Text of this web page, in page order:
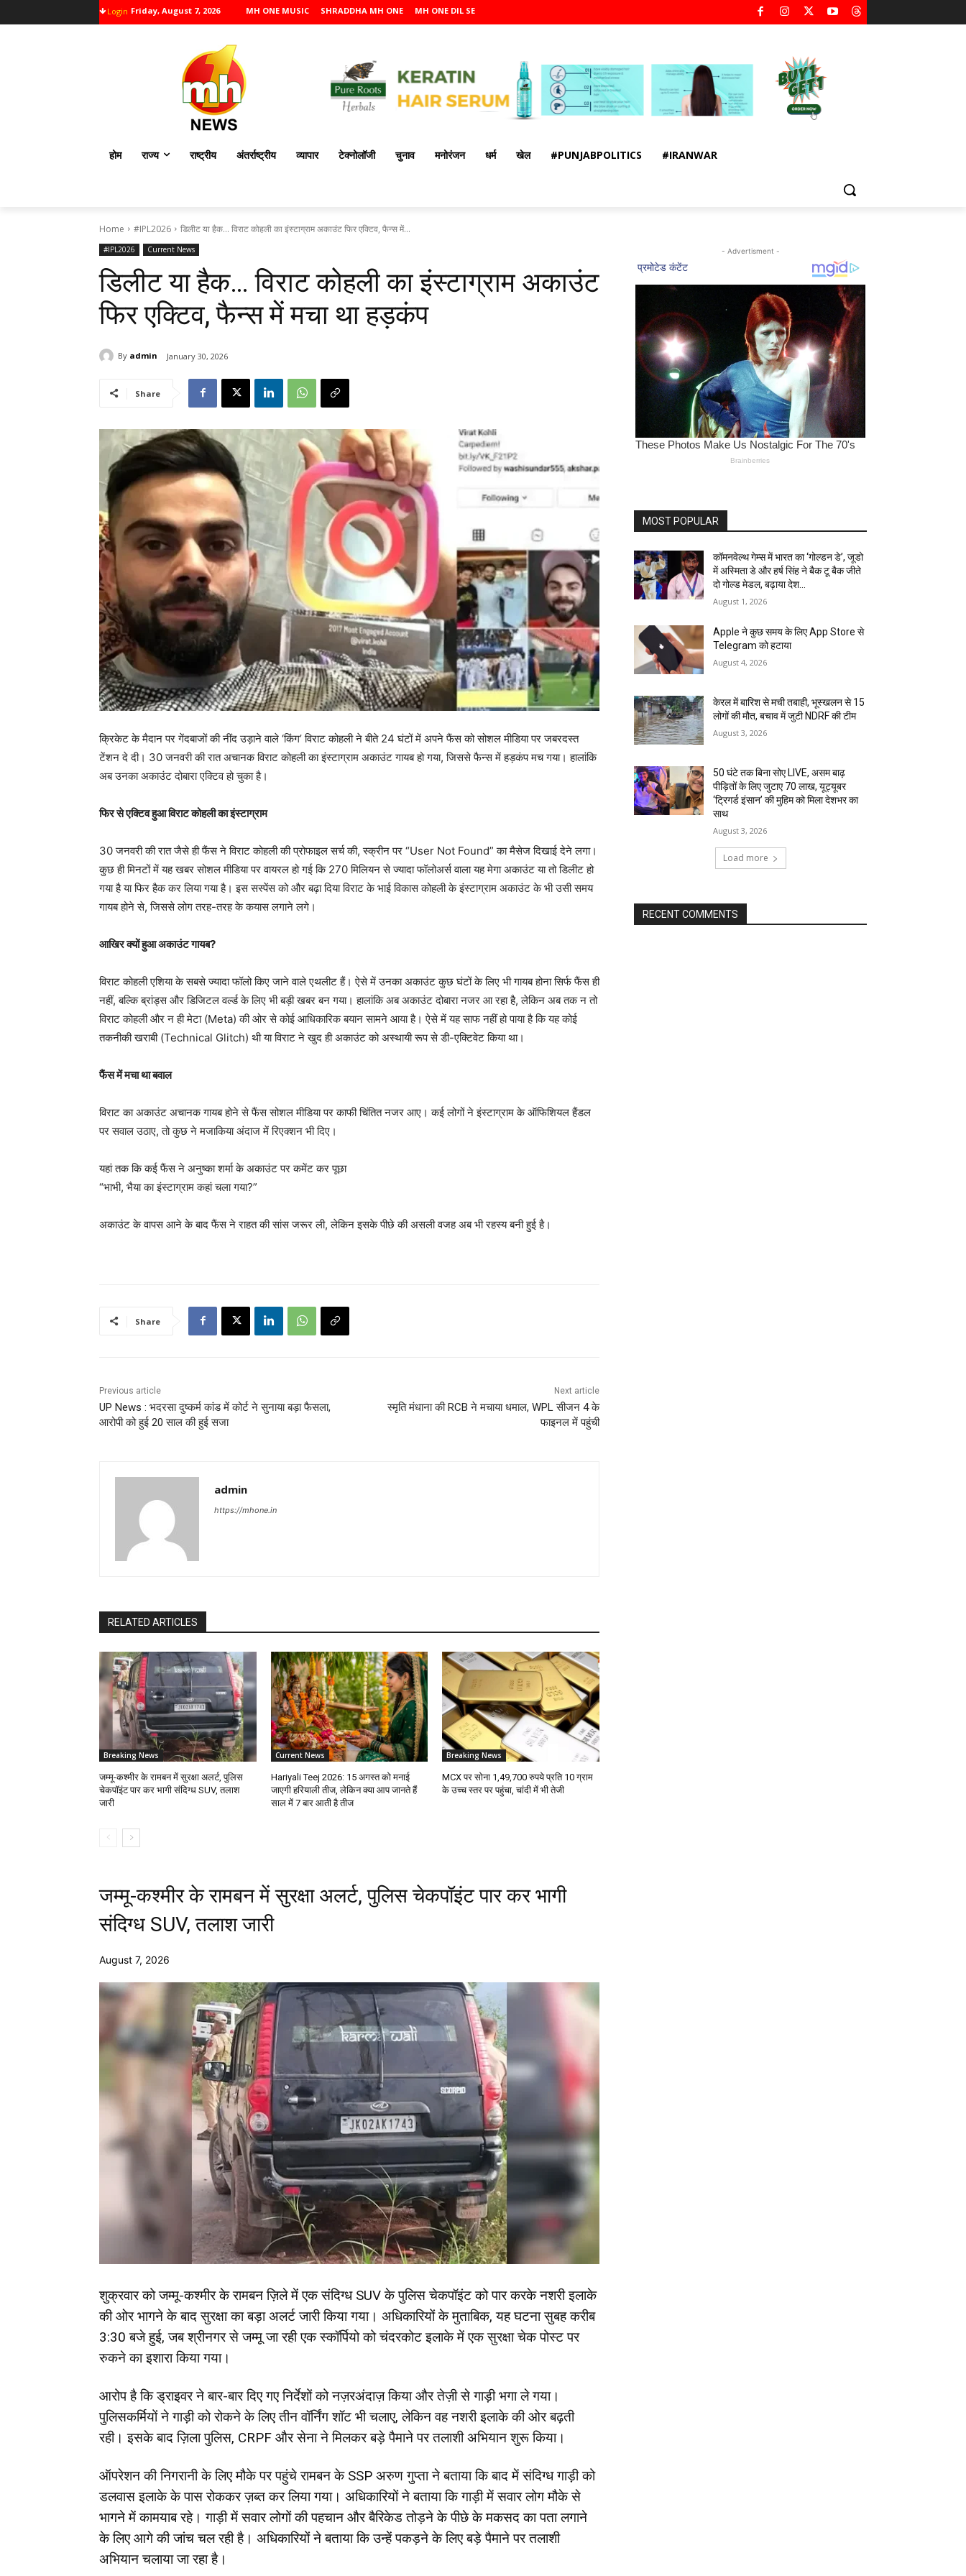
Login Friday, August 7, 2026 MH ONE MUSIC SHRADDHA MH ONE MH ONE DIL SE
होम राज्य राष्ट्रीय अंतर्राष्ट्रीय व्यापार टेक्नोलॉजी चुनाव मनोरंजन धर्म खेल #PUNJABPOLITICS #IRANWAR
Home #IPL2026 डिलीट या हैक... विराट कोहली का इंस्टाग्राम अकाउंट फिर एक्टिव, फैन्स में...
#IPL2026 Current News
डिलीट या हैक… विराट कोहली का इंस्टाग्राम अकाउंट
फिर एक्टिव, फैन्स में मचा था हड़कंप
By admin January 30, 2026
Share
क्रिकेट के मैदान पर गेंदबाजों की नींद उड़ाने वाले ‘किंग’ विराट कोहली ने बीते 24 घंटों में अपने फैंस को सोशल मीडिया पर जबरदस्त
टेंशन दे दी। 30 जनवरी की रात अचानक विराट कोहली का इंस्टाग्राम अकाउंट गायब हो गया, जिससे फैन्स में हड़कंप मच गया। हालांकि
अब उनका अकाउंट दोबारा एक्टिव हो चुका है।
फिर से एक्टिव हुआ विराट कोहली का इंस्टाग्राम
30 जनवरी की रात जैसे ही फैंस ने विराट कोहली की प्रोफाइल सर्च की, स्क्रीन पर “User Not Found” का मैसेज दिखाई देने लगा।
कुछ ही मिनटों में यह खबर सोशल मीडिया पर वायरल हो गई कि 270 मिलियन से ज्यादा फॉलोअर्स वाला यह मेगा अकाउंट या तो डिलीट हो
गया है या फिर हैक कर लिया गया है। इस सस्पेंस को और बढ़ा दिया विराट के भाई विकास कोहली के इंस्टाग्राम अकाउंट के भी उसी समय
गायब होने से, जिससे लोग तरह-तरह के कयास लगाने लगे।
आखिर क्यों हुआ अकाउंट गायब?
विराट कोहली एशिया के सबसे ज्यादा फॉलो किए जाने वाले एथलीट हैं। ऐसे में उनका अकाउंट कुछ घंटों के लिए भी गायब होना सिर्फ फैंस ही
नहीं, बल्कि ब्रांड्स और डिजिटल वर्ल्ड के लिए भी बड़ी खबर बन गया। हालांकि अब अकाउंट दोबारा नजर आ रहा है, लेकिन अब तक न तो
विराट कोहली और न ही मेटा (Meta) की ओर से कोई आधिकारिक बयान सामने आया है। ऐसे में यह साफ नहीं हो पाया है कि यह कोई
तकनीकी खराबी (Technical Glitch) थी या विराट ने खुद ही अकाउंट को अस्थायी रूप से डी-एक्टिवेट किया था।
फैंस में मचा था बवाल
विराट का अकाउंट अचानक गायब होने से फैंस सोशल मीडिया पर काफी चिंतित नजर आए। कई लोगों ने इंस्टाग्राम के ऑफिशियल हैंडल
पर सवाल उठाए, तो कुछ ने मजाकिया अंदाज में रिएक्शन भी दिए।
यहां तक कि कई फैंस ने अनुष्का शर्मा के अकाउंट पर कमेंट कर पूछा
“भाभी, भैया का इंस्टाग्राम कहां चला गया?”
अकाउंट के वापस आने के बाद फैंस ने राहत की सांस जरूर ली, लेकिन इसके पीछे की असली वजह अब भी रहस्य बनी हुई है।
Share
Previous article
UP News : भदरसा दुष्कर्म कांड में कोर्ट ने सुनाया बड़ा फैसला,
आरोपी को हुई 20 साल की हुई सजा
Next article
स्मृति मंधाना की RCB ने मचाया धमाल, WPL सीजन 4 के
फाइनल में पहुंची
admin
https://mhone.in
RELATED ARTICLES
Breaking News
जम्मू-कश्मीर के रामबन में सुरक्षा अलर्ट, पुलिस
चेकपॉइंट पार कर भागी संदिग्ध SUV, तलाश
जारी
Current News
Hariyali Teej 2026: 15 अगस्त को मनाई
जाएगी हरियाली तीज, लेकिन क्या आप जानते हैं
साल में 7 बार आती है तीज
Breaking News
MCX पर सोना 1,49,700 रुपये प्रति 10 ग्राम
के उच्च स्तर पर पहुंचा, चांदी में भी तेजी
जम्मू-कश्मीर के रामबन में सुरक्षा अलर्ट, पुलिस चेकपॉइंट पार कर भागी
संदिग्ध SUV, तलाश जारी
August 7, 2026
शुक्रवार को जम्मू-कश्मीर के रामबन ज़िले में एक संदिग्ध SUV के पुलिस चेकपॉइंट को पार करके नशरी इलाके
की ओर भागने के बाद सुरक्षा का बड़ा अलर्ट जारी किया गया। अधिकारियों के मुताबिक, यह घटना सुबह करीब
3:30 बजे हुई, जब श्रीनगर से जम्मू जा रही एक स्कॉर्पियो को चंदरकोट इलाके में एक सुरक्षा चेक पोस्ट पर
रुकने का इशारा किया गया।
आरोप है कि ड्राइवर ने बार-बार दिए गए निर्देशों को नज़रअंदाज़ किया और तेज़ी से गाड़ी भगा ले गया।
पुलिसकर्मियों ने गाड़ी को रोकने के लिए तीन वॉर्निंग शॉट भी चलाए, लेकिन वह नशरी इलाके की ओर बढ़ती
रही। इसके बाद ज़िला पुलिस, CRPF और सेना ने मिलकर बड़े पैमाने पर तलाशी अभियान शुरू किया।
ऑपरेशन की निगरानी के लिए मौके पर पहुंचे रामबन के SSP अरुण गुप्ता ने बताया कि बाद में संदिग्ध गाड़ी को
डलवास इलाके के पास रोककर ज़ब्त कर लिया गया। अधिकारियों ने बताया कि गाड़ी में सवार लोग मौके से
भागने में कामयाब रहे। गाड़ी में सवार लोगों की पहचान और बैरिकेड तोड़ने के पीछे के मकसद का पता लगाने
के लिए आगे की जांच चल रही है। अधिकारियों ने बताया कि उन्हें पकड़ने के लिए बड़े पैमाने पर तलाशी
अभियान चलाया जा रहा है।
- Advertisment -
MOST POPULAR
कॉमनवेल्थ गेम्स में भारत का ‘गोल्डन डे’, जूडो
में अस्मिता डे और हर्ष सिंह ने बैक टू बैक जीते
दो गोल्ड मेडल, बढ़ाया देश...
August 1, 2026
Apple ने कुछ समय के लिए App Store से
Telegram को हटाया
August 4, 2026
केरल में बारिश से मची तबाही, भूस्खलन से 15
लोगों की मौत, बचाव में जुटी NDRF की टीम
August 3, 2026
50 घंटे तक बिना सोए LIVE, असम बाढ़
पीड़ितों के लिए जुटाए ₹70 लाख, यूट्यूबर
‘ट्रिगर्ड इंसान’ की मुहिम को मिला देशभर का
साथ
August 3, 2026
Load more
RECENT COMMENTS